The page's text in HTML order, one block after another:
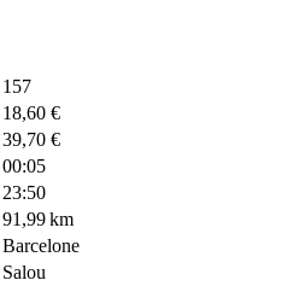
157
18,60 €
39,70 €
00:05
23:50
91,99 km
Barcelone
Salou